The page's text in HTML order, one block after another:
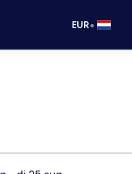
EUR•